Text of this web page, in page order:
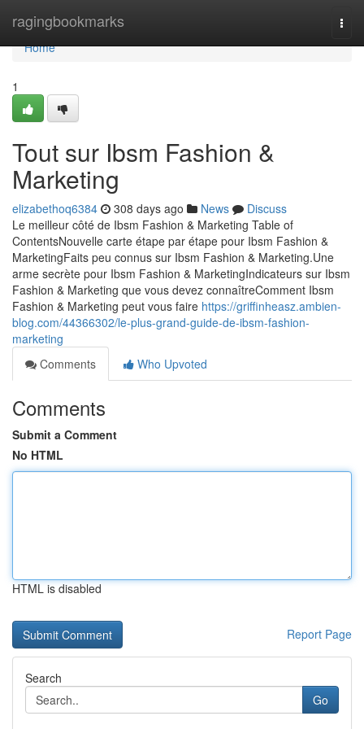
ragingbookmarks
Home
Home
1
Tout sur Ibsm Fashion &
Marketing
elizabethoq6384 308 days ago News
Discuss
Le meilleur côté de Ibsm Fashion & Marketing Table of
ContentsNouvelle carte étape par étape pour Ibsm Fashion &
MarketingFaits peu connus sur Ibsm Fashion & Marketing.Une
arme secrète pour Ibsm Fashion & MarketingIndicateurs sur Ibsm
Fashion & Marketing que vous devez connaîtreComment Ibsm
Fashion & Marketing peut vous faire https://griffinheasz.ambien-
blog.com/44366302/le-plus-grand-guide-de-ibsm-fashion-
marketing
Comments
Who Upvoted
Comments
Submit a Comment
No HTML
HTML is disabled
Report Page
Search
Go